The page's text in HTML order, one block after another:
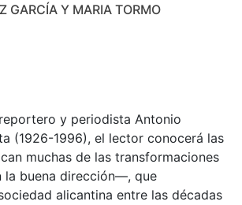
GARCÍA Y MARIA TORMO
y periodista Antonio
(1926-1996), el lector conocerá las
muchas de las transformaciones
buena dirección—, que
alicantina entre las décadas